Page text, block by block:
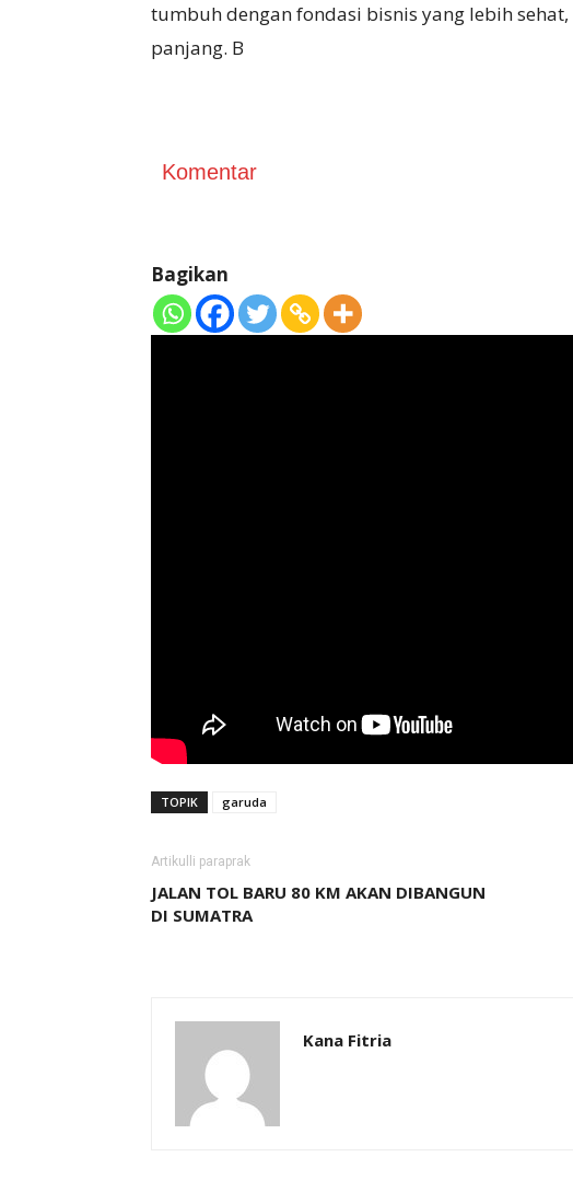
tumbuh dengan fondasi bisnis yang lebih sehat,
panjang. B
Komentar
Bagikan
TOPIK garuda
Artikulli paraprak
JALAN TOL BARU 80 KM AKAN DIBANGUN
DI SUMATRA
Kana Fitria